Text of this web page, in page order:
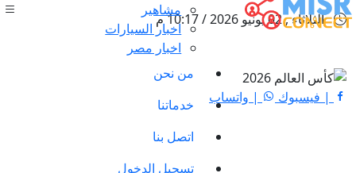
مشاهير
اخبار السيارات
اخبار مصر
من نحن
خدماتنا
اتصل بنا
تسجيل الدخول
الثلاثاء , 02 يونيو 2026 / 10:17 م
| فيسبوك | واتساب